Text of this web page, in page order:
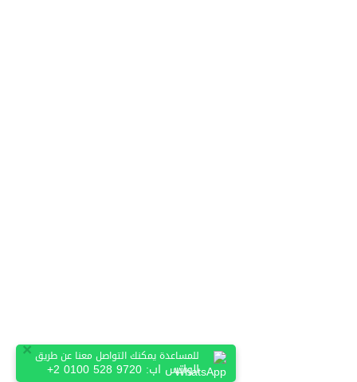
×للمساعدة يمكنك التواصل معنا عن طريق
الواتس اب: +2 0100 528 9720